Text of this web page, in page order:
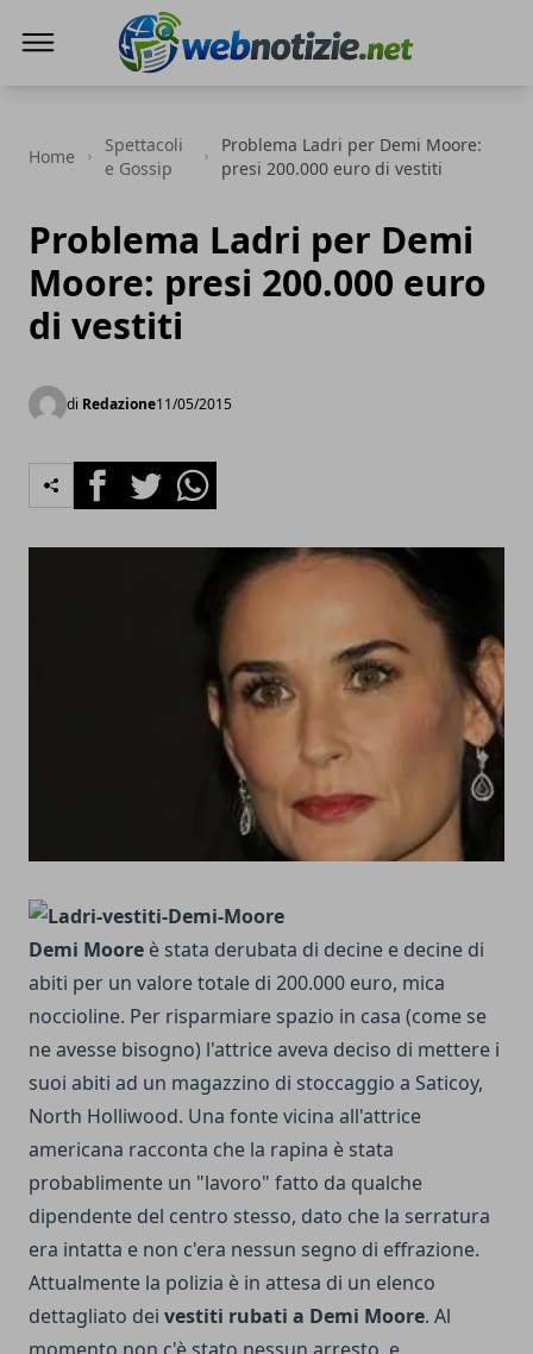
Home
Spettacoli
e Gossip
Problema Ladri per Demi Moore:
presi 200.000 euro di vestiti
Problema Ladri per Demi
Moore: presi 200.000 euro
di vestiti
di Redazione11/05/2015
FacebookTwitterWhatsapp
Demi Moore è stata derubata di decine e decine di
abiti per un valore totale di 200.000 euro, mica
noccioline. Per risparmiare spazio in casa (come se
ne avesse bisogno) l'attrice aveva deciso di mettere i
suoi abiti ad un magazzino di stoccaggio a Saticoy,
North Holliwood. Una fonte vicina all'attrice
americana racconta che la rapina è stata
probablimente un "lavoro" fatto da qualche
dipendente del centro stesso, dato che la serratura
era intatta e non c'era nessun segno di effrazione.
Attualmente la polizia è in attesa di un elenco
dettagliato dei vestiti rubati a Demi Moore. Al